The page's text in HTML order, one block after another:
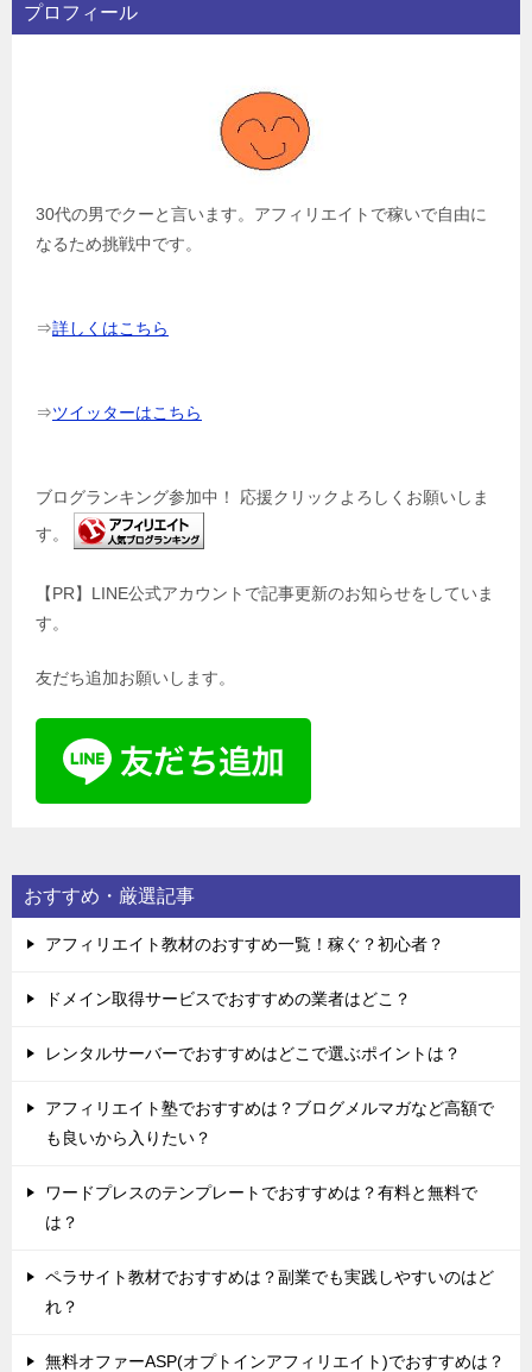
プロフィール
30代の男でクーと言います。アフィリエイトで稼いで自由に
なるため挑戦中です。
⇒詳しくはこちら
⇒ツイッターはこちら
ブログランキング参加中！ 応援クリックよろしくお願いしま
す。
【PR】LINE公式アカウントで記事更新のお知らせをしていま
す。
友だち追加お願いします。
おすすめ・厳選記事
アフィリエイト教材のおすすめ一覧！稼ぐ？初心者？
ドメイン取得サービスでおすすめの業者はどこ？
レンタルサーバーでおすすめはどこで選ぶポイントは？
アフィリエイト塾でおすすめは？ブログメルマガなど高額で
も良いから入りたい？
ワードプレスのテンプレートでおすすめは？有料と無料で
は？
ペラサイト教材でおすすめは？副業でも実践しやすいのはど
れ？
無料オファーASP(オプトインアフィリエイト)でおすすめは？